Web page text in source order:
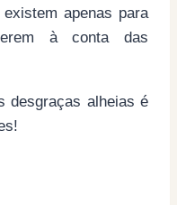
apenas para
à conta das
desgraças alheias é